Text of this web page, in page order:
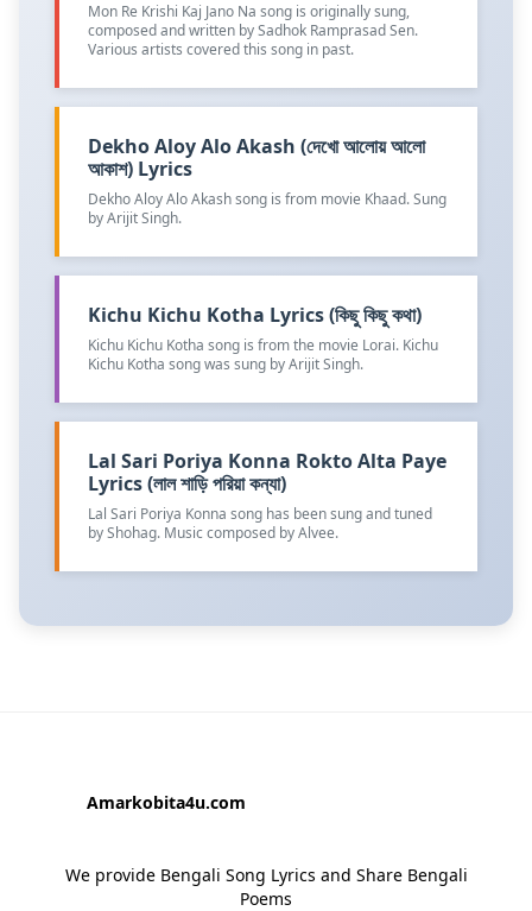
Mon Re Krishi Kaj Jano Na song is originally sung,
composed and written by Sadhok Ramprasad Sen.
Various artists covered this song in past.
Dekho Aloy Alo Akash (দেখো আলোয় আলো
আকাশ) Lyrics
Dekho Aloy Alo Akash song is from movie Khaad. Sung
by Arijit Singh.
Kichu Kichu Kotha Lyrics (কিছু কিছু কথা)
Kichu Kichu Kotha song is from the movie Lorai. Kichu
Kichu Kotha song was sung by Arijit Singh.
Lal Sari Poriya Konna Rokto Alta Paye
Lyrics (লাল শাড়ি পরিয়া কন্যা)
Lal Sari Poriya Konna song has been sung and tuned
by Shohag. Music composed by Alvee.
Amarkobita4u.com
We provide Bengali Song Lyrics and Share Bengali
Poems